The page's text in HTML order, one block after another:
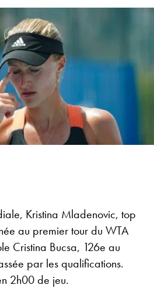
Kristina Mladenovic, top
au premier tour du WTA
Cristina Bucsa, 126e au
par les qualifications.
2h00 de jeu.